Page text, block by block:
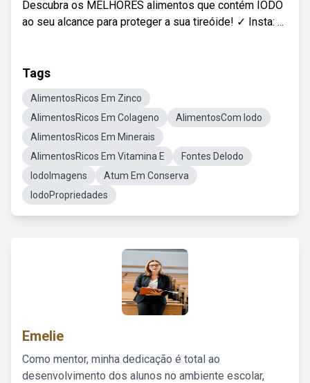
Descubra os MELHORES alimentos que contém IODO
ao seu alcance para proteger a sua tireóide! ✓ Insta: ...
Tags
AlimentosRicos Em Zinco
AlimentosRicos Em Colageno
AlimentosCom Iodo
AlimentosRicos Em Minerais
AlimentosRicos Em Vitamina E
Fontes DeIodo
IodoImagens
Atum Em Conserva
IodoPropriedades
Emelie
Como mentor, minha dedicação é total ao
desenvolvimento dos alunos no ambiente escolar,